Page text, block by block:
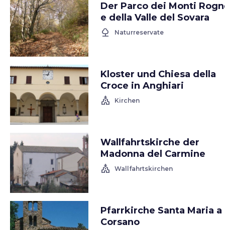
Der Parco dei Monti
e della Valle del Sovara
nature Naturreservate
Kloster und Chiesa della
Croce in Anghiari
church Kirchen
Wallfahrtskirche der
Madonna del Carmine
church Wallfahrtskirchen
Pfarrkirche Santa Maria a
Corsano